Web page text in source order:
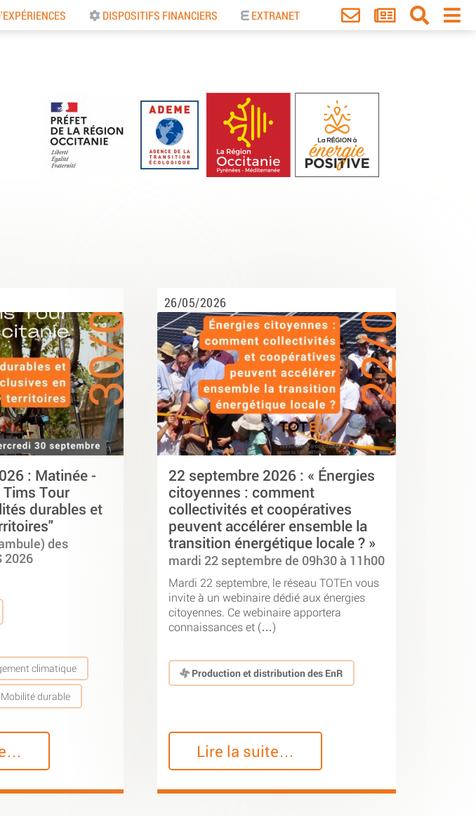
DISPOSITIFS FINANCIERS EXTRANET
: Matinée -
Tims Tour
durables et
des
2026
climatique
Mobilité durable
26/05/2026
22 septembre 2026 : « Énergies
citoyennes : comment
collectivités et coopératives
peuvent accélérer ensemble la
transition énergétique locale ? »
mardi 22 septembre de 09h30 à 11h00
Mardi 22 septembre, le réseau TOTEn vous
invite à un webinaire dédié aux énergies
citoyennes. Ce webinaire apportera
connaissances et (…)
Production et distribution des EnR
Lire la suite…